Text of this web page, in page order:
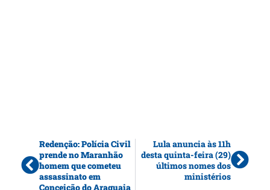
Redenção: Polícia Civil
prende no Maranhão
homem que cometeu
assassinato em
Conceição do Araguaia
Lula anuncia às 11h
desta quinta-feira (29)
últimos nomes dos
ministérios